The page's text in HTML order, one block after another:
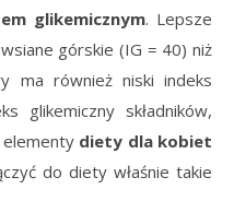
glikemicznym. Lepsze
górskie (IG = 40) niż
ma również niski indeks
glikemiczny składników,
diety dla kobiet
do diety właśnie takie